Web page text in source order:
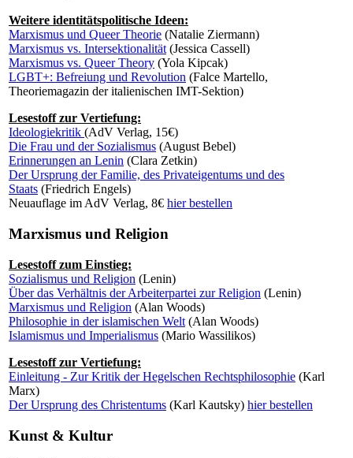
Weitere identitätspolitische Ideen:
Marxismus und Queer Theorie (Natalie Ziermann)
Marxismus vs. Intersektionalität(Jessica Cassell)
Marxismus vs. Queer Theory (Yola Kipcak)
LGBT+: Befreiung und Revolution (Falce Martello,
Theoriemagazin der italienischen IMT-Sektion)
Lesestoff zur Vertiefung:
Ideologiekritik (AdV Verlag, 15€)
Die Frau und der Sozialismus (August Bebel)
Erinnerungen an Lenin (Clara Zetkin)
Der Ursprung der Familie, des Privateigentums und des
Staats (Friedrich Engels)
Neuauflage im AdV Verlag, 8€ hier bestellen
Marxismus und Religion
Lesestoff zum Einstieg:
Sozialismus und Religion (Lenin)
Über das Verhältnis der Arbeiterpartei zur Religion (Lenin)
Marxismus und Religion (Alan Woods)
Philosophie in der islamischen Welt (Alan Woods)
Islamismus und Imperialismus (Mario Wassilikos)
Lesestoff zur Vertiefung:
Einleitung - Zur Kritik der Hegelschen Rechtsphilosophie (Karl
Marx)
Der Ursprung des Christentums (Karl Kautsky) hier bestellen
Kunst & Kultur